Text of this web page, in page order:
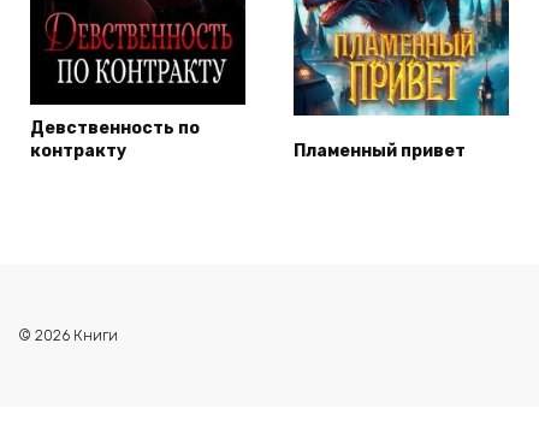
Девственность по
контракту
Пламенный привет
© 2026 Книги